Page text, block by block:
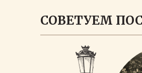
СОВЕТУЕМ